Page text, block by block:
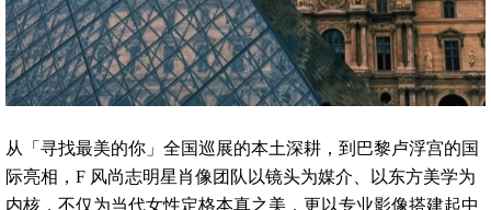
从「寻找最美的你」全国巡展的本土深耕，到巴黎卢浮宫的国
际亮相，F 风尚志明星肖像团队以镜头为媒介、以东方美学为
内核，不仅为当代女性定格本真之美，更以专业影像搭建起中